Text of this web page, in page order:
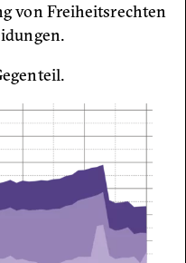
von Freiheitsrechten